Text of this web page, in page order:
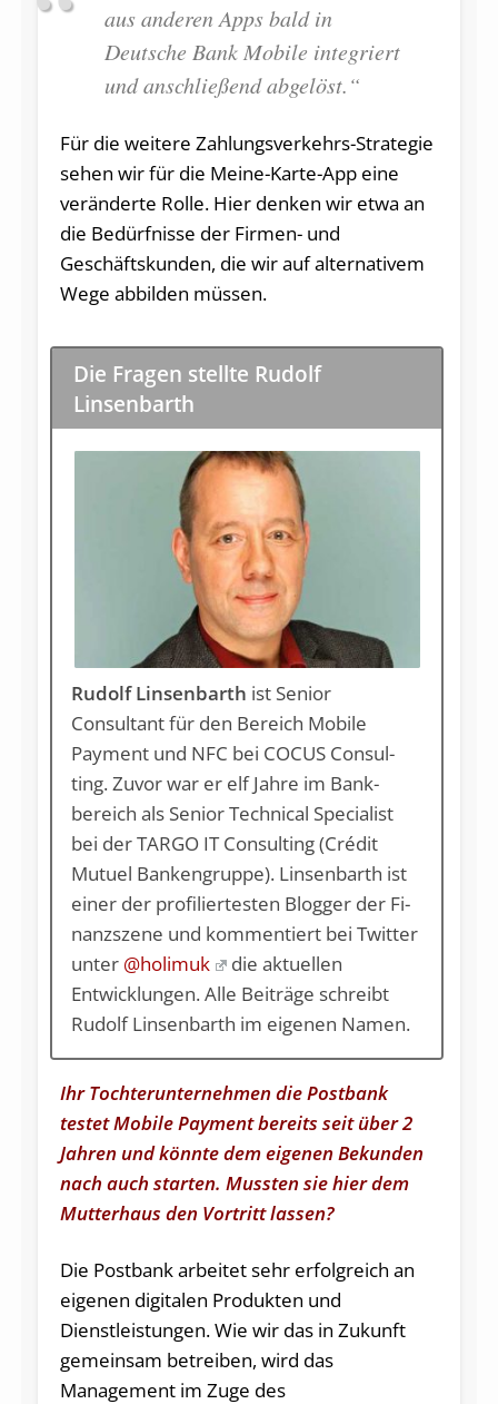
aus anderen Apps bald in
Deutsche Bank Mobile integriert
und anschließend abgelöst.“
Für die weitere Zahlungsverkehrs-Strategie
sehen wir für die Meine-Karte-App eine
veränderte Rolle. Hier denken wir etwa an
die Bedürfnisse der Firmen- und
Geschäftskunden, die wir auf alternativem
Wege abbilden müssen.
Die Fragen stellte Rudolf
Linsenbarth
Rudolf Linsenbarth ist Seni­or
Consultant für den Be­reich Mobile
Payment und NFC bei COCUS Con­sul­
ting. Zuvor war er elf Jah­re im Bank­
bereich als Seni­or Technical Specia­list
bei der TARGO IT Consulting (Crédit
Mutuel Banken­gruppe). Linsenbarth ist
ei­ner der pro­fi­lier­tes­ten Blog­ger der Fi­
nanz­szene und kommentiert bei Twit­ter
un­ter @holimuk
die aktuellen
Entwicklungen. Alle Beiträge schreibt
Rudolf Linsenbarth im eigenen Namen.
Ihr Tochterunternehmen die Postbank
testet Mobile Payment bereits seit über 2
Jahren und könnte dem eigenen Bekunden
nach auch starten. Mussten sie hier dem
Mutterhaus den Vortritt lassen?
Die Postbank arbeitet sehr erfolgreich an
eigenen digitalen Produkten und
Dienstleistungen. Wie wir das in Zukunft
gemeinsam betreiben, wird das
Management im Zuge des